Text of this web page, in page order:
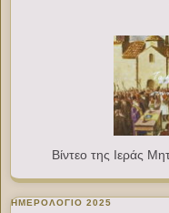
Βίντεο της Ιεράς
ΗΜΕΡΟΛΟΓΙΟ 2025